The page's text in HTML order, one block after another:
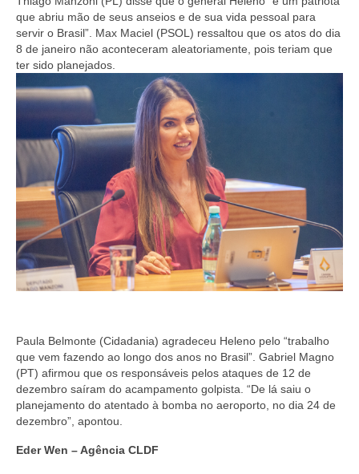
que abriu mão de seus anseios e de sua vida pessoal para
servir o Brasil”. Max Maciel (PSOL) ressaltou que os atos do dia
8 de janeiro não aconteceram aleatoriamente, pois teriam que
ter sido planejados.
Paula Belmonte (Cidadania) agradeceu Heleno pelo “trabalho
que vem fazendo ao longo dos anos no Brasil”. Gabriel Magno
(PT) afirmou que os responsáveis pelos ataques de 12 de
dezembro saíram do acampamento golpista. “De lá saiu o
planejamento do atentado à bomba no aeroporto, no dia 24 de
dezembro”, apontou.
Eder Wen – Agência CLDF